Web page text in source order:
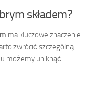
składem?
ma kluczowe znaczenie
zwrócić szczególną
możemy uniknąć